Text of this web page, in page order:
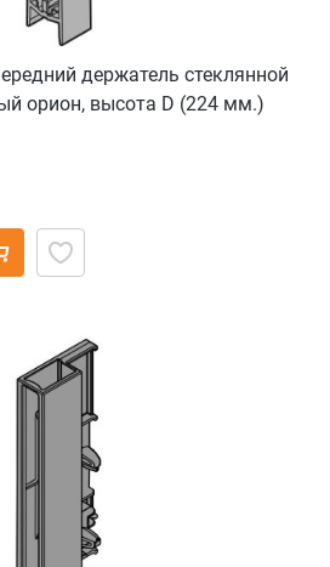
держатель стеклянной
орион, высота D (224 мм.)